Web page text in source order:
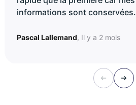
informations sont conservées.
Pascal Lallemand, Il y a 2 mois